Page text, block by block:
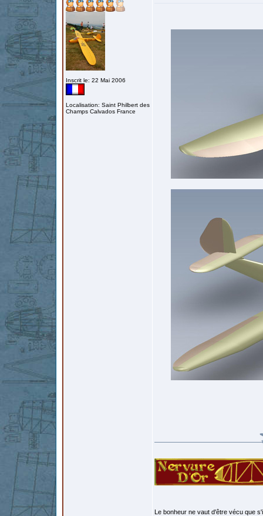
Inscrit le: 22 Mai 2006
Localisation: Saint Philbert des
Champs Calvados France
Le bonheur ne vaut d'être vécu que